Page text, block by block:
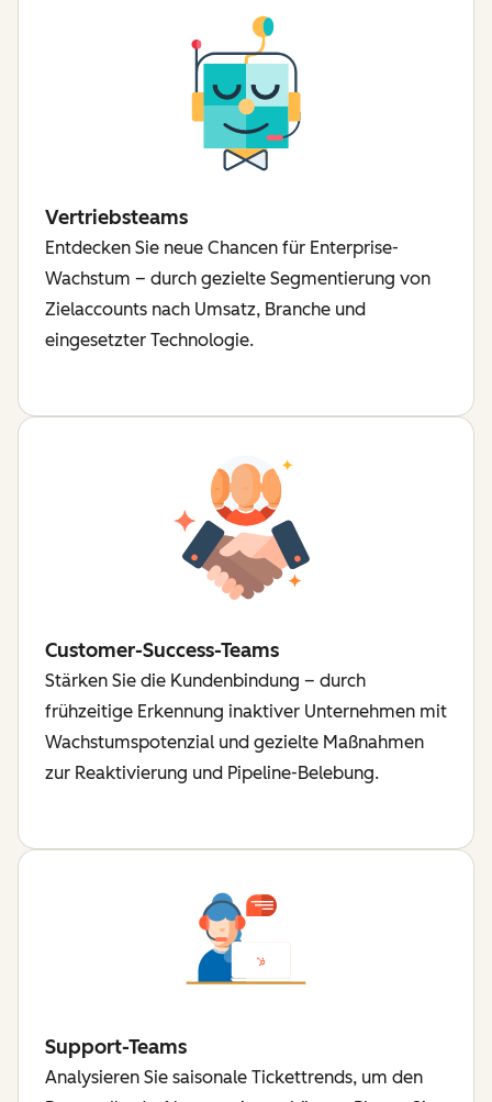
Vertriebsteams
Entdecken Sie neue Chancen für Enterprise-
Wachstum – durch gezielte Segmentierung von
Zielaccounts nach Umsatz, Branche und
eingesetzter Technologie.
Customer-Success-Teams
Stärken Sie die Kundenbindung – durch
frühzeitige Erkennung inaktiver Unternehmen mit
Wachstumspotenzial und gezielte Maßnahmen
zur Reaktivierung und Pipeline-Belebung.
Support-Teams
Analysieren Sie saisonale Tickettrends, um den